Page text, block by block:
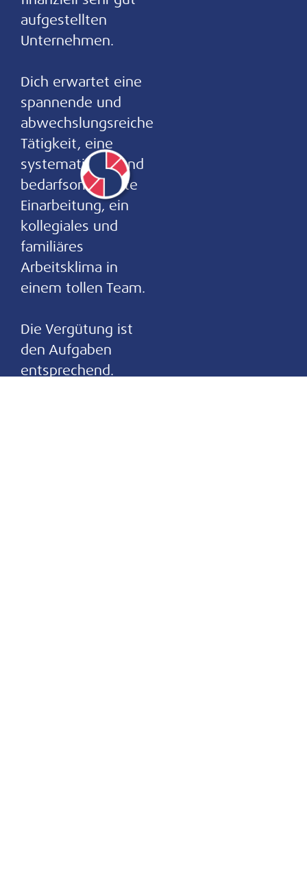
aufgestellten
Unternehmen.
Dich erwartet eine
spannende und
abwechslungsreiche
Tätigkeit, eine
systematische und
bedarfsorientierte
Einarbeitung, ein
kollegiales und
familiäres
Arbeitsklima in
einem tollen Team.
Die Vergütung ist
den Aufgaben
entsprechend.